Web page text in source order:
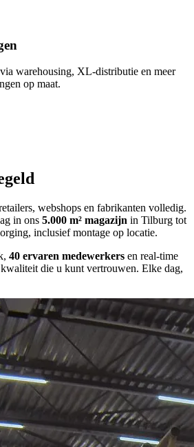
warehousing, XL-distributie en meer
op maat.
webshops en fabrikanten volledig.
in ons 5.000 m² magazijn in Tilburg tot
inclusief montage op locatie.
40 ervaren medewerkers en real-time
die u kunt vertrouwen. Elke dag,